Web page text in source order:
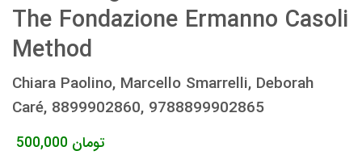
The Fondazione Ermanno Casoli
Method
Chiara Paolino, Marcello Smarrelli, Deborah
Caré, 8899902860, 9788899902865
500,000 تومان